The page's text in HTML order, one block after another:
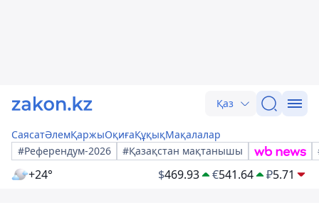
Қаз
СаясатӘлемҚаржыОқиғаҚұқықМақалалар
#Референдум-2026
#Қазақстан мақтанышы
+24° $469.93 €541.64 ₽5.71